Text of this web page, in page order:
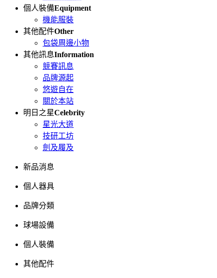
個人裝備Equipment
機能服裝
其他配件Other
包袋周邊小物
其他訊息Information
競賽訊息
品牌源起
悠遊自在
關於本站
明日之星Celebrity
星光大道
技研工坊
劍及履及
新品消息
個人器具
品牌分類
球場設備
個人裝備
其他配件